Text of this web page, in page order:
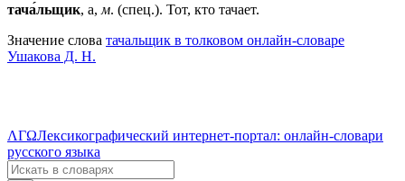
тача́льщик, а, м. (спец.). Тот, кто тачает.
Значение слова тачальщик в толковом онлайн-словаре
Ушакова Д. Н.
ΛΓΩЛексикографический интернет-портал: онлайн-словари
русского языка